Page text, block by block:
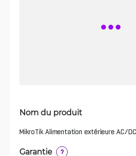
Nom du produit
MikroTik Alimentation extérieure AC/
Garantie ?